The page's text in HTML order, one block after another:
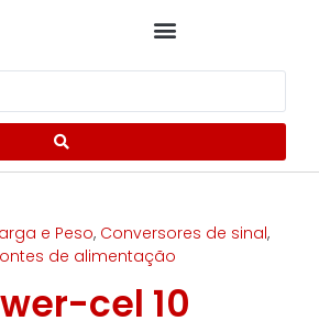
e Peso, Conversores de sinal,
de alimentação
cel 10